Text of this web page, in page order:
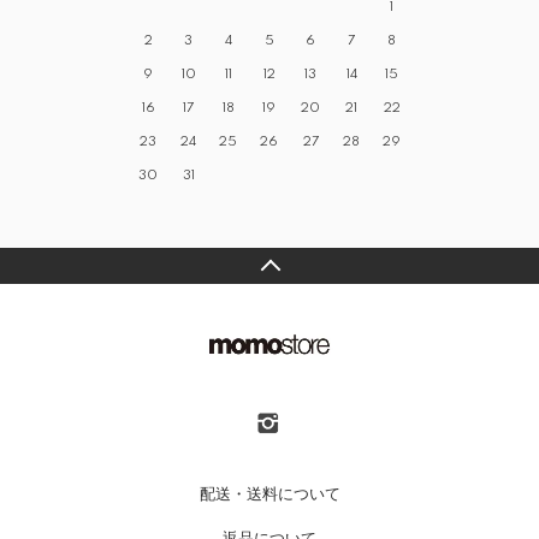
1
2 3 4 5 6 7 8
9 10 11 12 13 14 15
16 17 18 19 20 21 22
23 24 25 26 27 28 29
30 31
配送・送料について